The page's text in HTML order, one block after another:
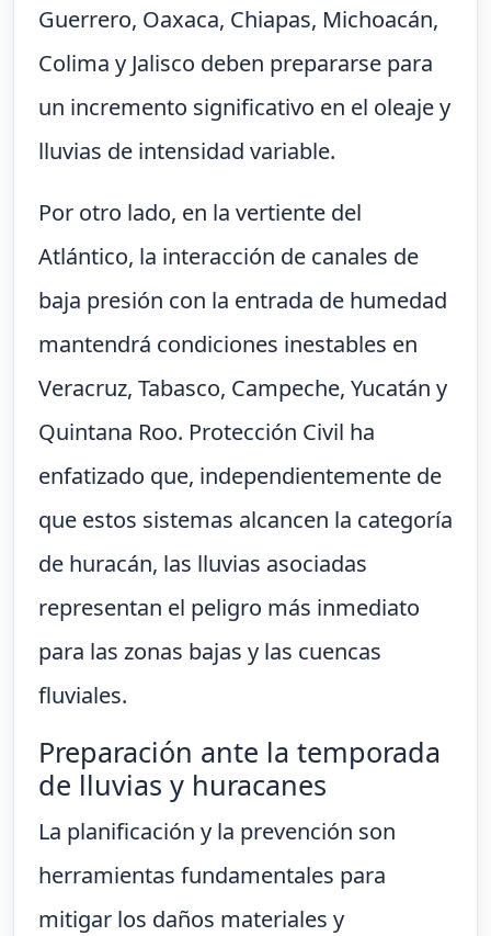
Guerrero, Oaxaca, Chiapas, Michoacán,
Colima y Jalisco deben prepararse para
un incremento significativo en el oleaje y
lluvias de intensidad variable.
Por otro lado, en la vertiente del
Atlántico, la interacción de canales de
baja presión con la entrada de humedad
mantendrá condiciones inestables en
Veracruz, Tabasco, Campeche, Yucatán y
Quintana Roo. Protección Civil ha
enfatizado que, independientemente de
que estos sistemas alcancen la categoría
de huracán, las lluvias asociadas
representan el peligro más inmediato
para las zonas bajas y las cuencas
fluviales.
Preparación ante la temporada
de lluvias y huracanes
La planificación y la prevención son
herramientas fundamentales para
mitigar los daños materiales y